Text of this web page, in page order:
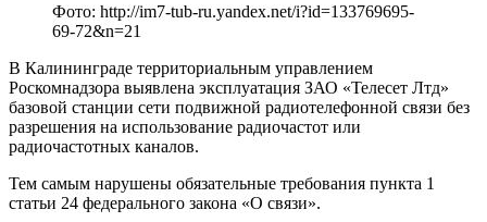
Фото: http://im7-tub-ru.yandex.net/i?id=133769695-
69-72&n=21
В Калининграде территориальным управлением
Роскомнадзора выявлена эксплуатация ЗАО «Телесет Лтд»
базовой станции сети подвижной радиотелефонной связи без
разрешения на использование радиочастот или
радиочастотных каналов.
Тем самым нарушены обязательные требования пункта 1
статьи 24 федерального закона «О связи».